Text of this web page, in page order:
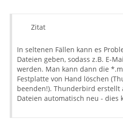
Zitat
In seltenen Fällen kann es
Dateien geben, sodass z.B. E-
werden. Man kann dann die
Festplatte von Hand löschen
beenden!). Thunderbird erstellt
Dateien automatisch neu - dies